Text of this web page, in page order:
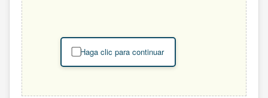
Haga clic para continuar